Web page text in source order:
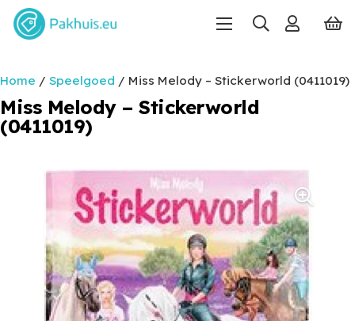
Home / Speelgoed / Miss Melody – Stickerworld (0411019)
Miss Melody – Stickerworld
(0411019)